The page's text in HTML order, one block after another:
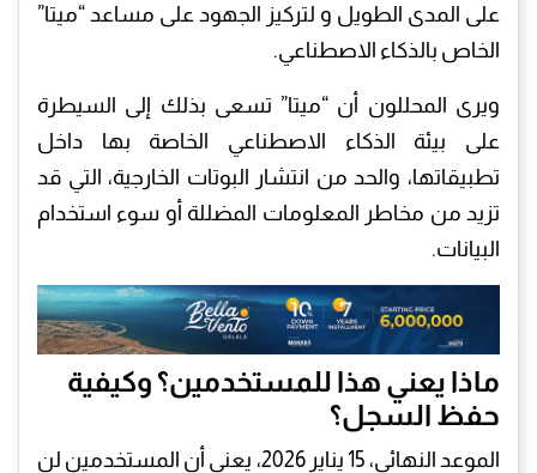
على المدى الطويل و لتركيز الجهود على مساعد “ميتا”
الخاص بالذكاء الاصطناعي.
​ويرى المحللون أن “ميتا” تسعى بذلك إلى السيطرة
على بيئة الذكاء الاصطناعي الخاصة بها داخل
تطبيقاتها، والحد من انتشار البوتات الخارجية، التي قد
تزيد من مخاطر المعلومات المضللة أو سوء استخدام
البيانات.
​ماذا يعني هذا للمستخدمين؟ وكيفية
حفظ السجل؟
​الموعد النهائي، 15 يناير 2026، يعني أن المستخدمين لن